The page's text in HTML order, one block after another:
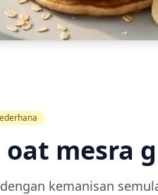
mesra
kemanisan